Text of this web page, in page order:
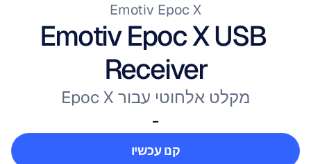
Emotiv Epoc X
Emotiv Epoc X USB
Receiver
מקלט אלחוטי עבור Epoc X
-
קנו עכשיו